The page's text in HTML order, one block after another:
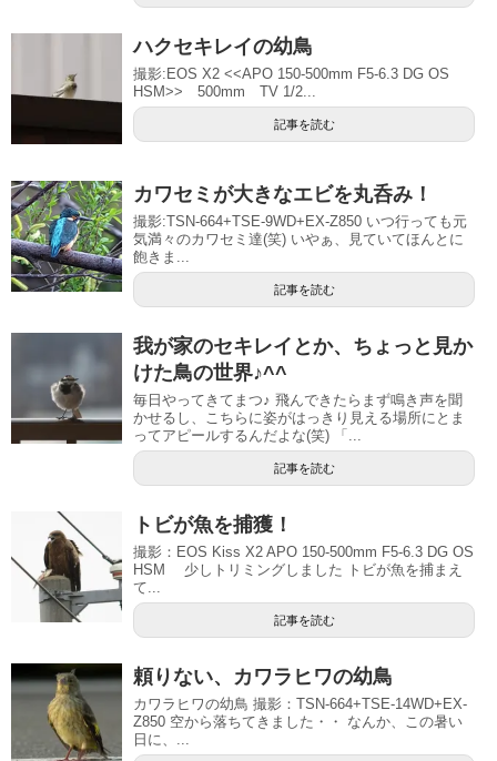
ハクセキレイの幼鳥
撮影:EOS X2 <<APO 150-500mm F5-6.3 DG OS
HSM>> 500mm TV 1/2...
記事を読む
カワセミが大きなエビを丸呑み！
撮影:TSN-664+TSE-9WD+EX-Z850 いつ行っても元
気満々のカワセミ達(笑) いやぁ、見ていてほんとに
飽きま...
記事を読む
我が家のセキレイとか、ちょっと見か
けた鳥の世界♪^^
毎日やってきてまつ♪ 飛んできたらまず鳴き声を聞
かせるし、こちらに姿がはっきり見える場所にとま
ってアピールするんだよな(笑) 「...
記事を読む
トビが魚を捕獲！
撮影：EOS Kiss X2 APO 150-500mm F5-6.3 DG OS
HSM 少しトリミングしました トビが魚を捕まえ
て...
記事を読む
頼りない、カワラヒワの幼鳥
カワラヒワの幼鳥 撮影：TSN-664+TSE-14WD+EX-
Z850 空から落ちてきました・・ なんか、この暑い
日に、...